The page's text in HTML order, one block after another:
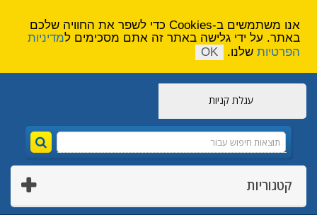
עגלת קניות
קטגוריות
אנו משתמשים ב-Cookies כדי לשפר את החוויה שלכם
באתר. על ידי גלישה באתר זה אתם מסכימים למדיניות
הפרטיות שלנו. OK